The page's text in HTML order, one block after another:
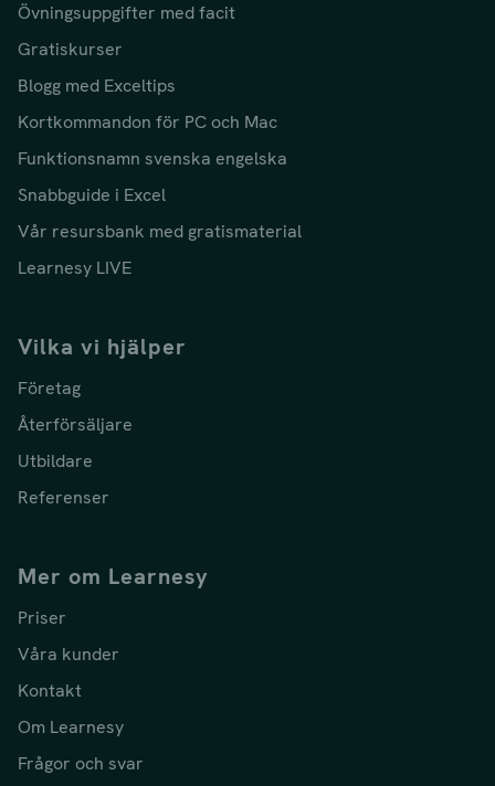
Övningsuppgifter med facit
Gratiskurser
Blogg med Exceltips
Kortkommandon för PC och Mac
Funktionsnamn svenska engelska
Snabbguide i Excel
Vår resursbank med gratismaterial
Learnesy LIVE
Vilka vi hjälper
Företag
Återförsäljare
Utbildare
Referenser
Mer om Learnesy
Priser
Våra kunder
Kontakt
Om Learnesy
Frågor och svar